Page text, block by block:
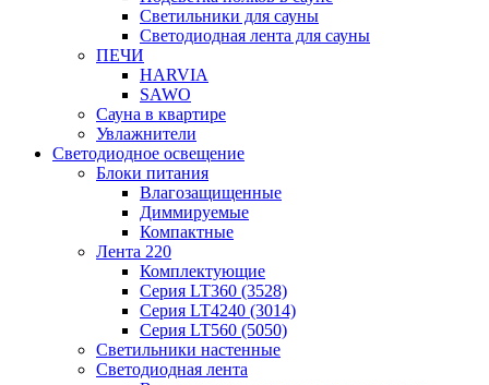
Светильники для сауны
Светодиодная лента для сауны
ПЕЧИ
HARVIA
SAWO
Сауна в квартире
Увлажнители
Светодиодное освещение
Блоки питания
Влагозащищенные
Диммируемые
Компактные
Лента 220
Комплектующие
Серия LT360 (3528)
Серия LT4240 (3014)
Серия LT560 (5050)
Светильники настенные
Светодиодная лента